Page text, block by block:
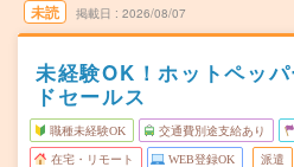
未読 掲載日 2026/08/07
未経験OK！ホットペッ
ドセールス
職種未経験OK 交通費別途支給あり
在宅・リモート WEB登録OK 派遣